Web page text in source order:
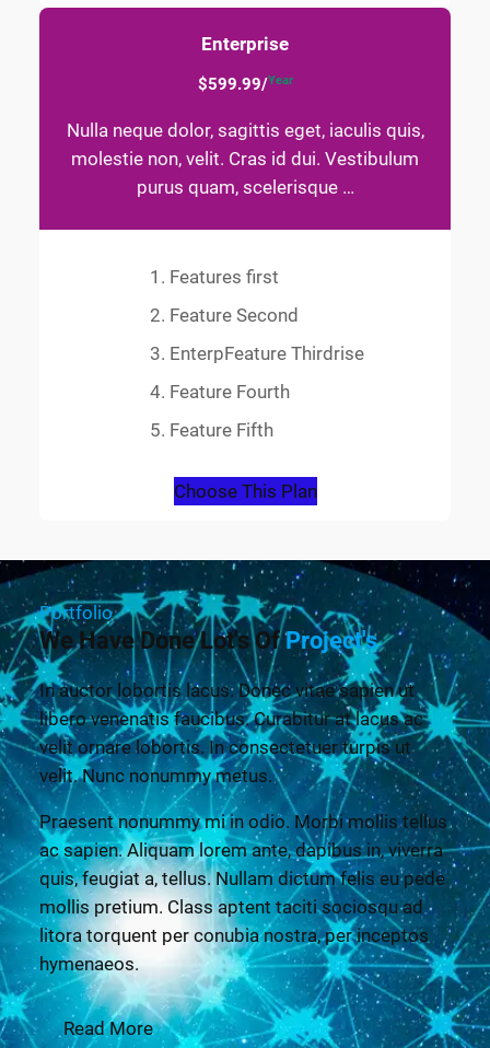
Enterprise
$599.99/Year
Nulla neque dolor, sagittis eget, iaculis quis,
molestie non, velit. Cras id dui. Vestibulum
purus quam, scelerisque …
Features first
Feature Second
EnterpFeature Thirdrise
Feature Fourth
Feature Fifth
Choose This Plan
Portfolio
We Have Done Lot's OfProject's
In auctor lobortis lacus. Donec vitae sapien ut
libero venenatis faucibus. Curabitur at lacus ac
velit ornare lobortis. In consectetuer turpis ut
velit. Nunc nonummy metus.
Praesent nonummy mi in odio. Morbi mollis tellus
ac sapien. Aliquam lorem ante, dapibus in, viverra
quis, feugiat a, tellus. Nullam dictum felis eu pede
mollis pretium. Class aptent taciti sociosqu ad
litora torquent per conubia nostra, per inceptos
hymenaeos.
Read More